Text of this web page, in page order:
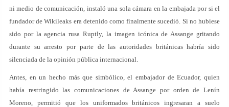
ni medio de comunicación, instaló una sola cámara en la embajada por si el
fundador de Wikileaks era detenido como finalmente sucedió. Si no hubiese
sido por la agencia rusa Ruptly, la imagen icónica de Assange gritando
durante su arresto por parte de las autoridades británicas habría sido
silenciada de la opinión pública internacional.
Antes, en un hecho más que simbólico, el embajador de Ecuador, quien
había restringido las comunicaciones de Assange por orden de Lenín
Moreno, permitió que los uniformados británicos ingresaran a suelo